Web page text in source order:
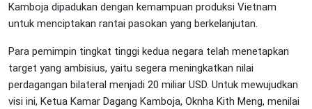
Kamboja dipadukan dengan kemampuan produksi Vietnam
untuk menciptakan rantai pasokan yang berkelanjutan.
Para pemimpin tingkat tinggi kedua negara telah menetapkan
target yang ambisius, yaitu segera meningkatkan nilai
perdagangan bilateral menjadi 20 miliar USD. Untuk mewujudkan
visi ini, Ketua Kamar Dagang Kamboja, Oknha Kith Meng, menilai